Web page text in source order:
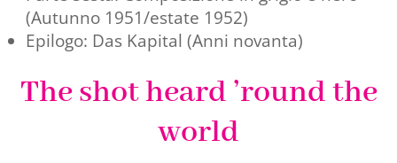
(Autunno 1951/estate 1952)
Epilogo: Das Kapital (Anni novanta)
The shot heard ’round the
world